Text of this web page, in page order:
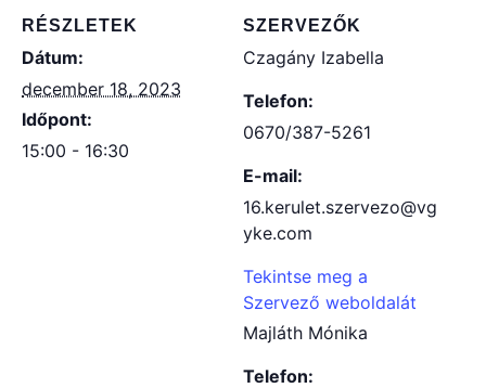
RÉSZLETEK
Dátum:
december 18, 2023
Időpont:
15:00 - 16:30
SZERVEZŐK
Czagány Izabella
Telefon:
0670/387-5261
E-mail:
16.kerulet.szervezo@vg
yke.com
Tekintse meg a
Szervező weboldalát
Majláth Mónika
Telefon: